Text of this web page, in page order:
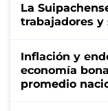
La
trabajadores y
Inflación y
economía
promedio